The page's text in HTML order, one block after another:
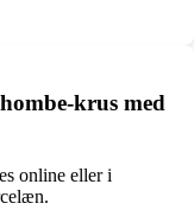
krus med
online eller i